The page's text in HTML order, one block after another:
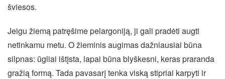
šviesos.
Jeigu žiemą patręšime pelargoniją, ji gali pradėti augti
netinkamu metu. O žieminis augimas dažniausiai būna
silpnas: ūgliai ištįsta, lapai būna blyškesni, keras praranda
gražią formą. Tada pavasarį tenka viską stipriai karpyti ir